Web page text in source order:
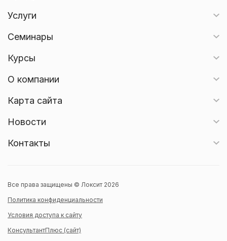
Услуги
Семинары
Курсы
О компании
Карта сайта
Новости
Контакты
Все права защищены © Локсит 2026
Политика конфиденциальности
Условия доступа к сайту
КонсультантПлюс (сайт)